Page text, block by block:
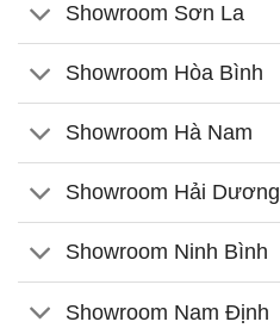
Showroom Sơn La
Showroom Hòa Bình
Showroom Hà Nam
Showroom Hải Dương
Showroom Ninh Bình
Showroom Nam Định